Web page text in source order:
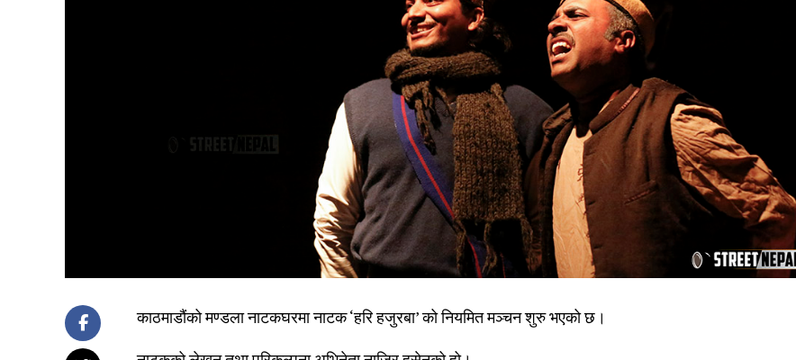
काठमाडौंको मण्डला नाटकघरमा नाटक ‘हरि हजुरबा’ को नियमित मञ्चन शुरु भएको छ।